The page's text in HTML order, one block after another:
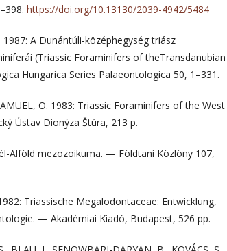
https://doi.org/10.13130/2039-4942/5484
1987: A Dunántúli-középhegység triász
(Triassic Foraminifers of theTransdanubian
Hungarica Series Palaeontologica 50, 1–331.
O. 1983: Triassic Foraminifers of the West
Ústav Dionýza Štúra, 213 p.
Alföld mezozoikuma. — Földtani Közlöny 107,
Triassische Megalodontaceae: Entwicklung,
— Akadémiai Kiadó, Budapest, 526 pp.